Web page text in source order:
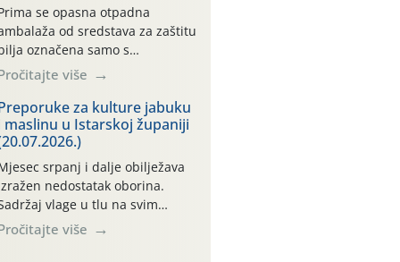
djelovanje na
proizvod čiji je
proizvod koji također
biti poljoprivredni proizvod
npr. maslinovog ulja,
ulja, vino od […]
se opasna otpadna
od sredstava za zaštitu
označena samo s
i oznakom
CROCPA EKO MODEL:
ambalaža kao i
drugih proizvoda koji
sredstva za zaštitu bilja
ambalaža od mineralnih
se ne prihvaća.
je osiguran
isključivo ovih tvrtki:
više
za kulture jabuku
maslinu u Istarskoj županiji
srpanj i dalje obilježava
nedostatak oborina.
vlage u tlu na svim
meteorološkim
postajama kreće se oko
više